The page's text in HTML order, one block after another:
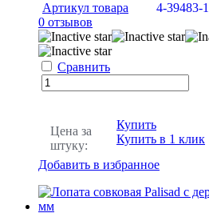
Артикул товара
4-39483-
0 отзывов
Сравнить
Цена за
штуку:
Купить
Купить в 1 клик
Добавить в избранное